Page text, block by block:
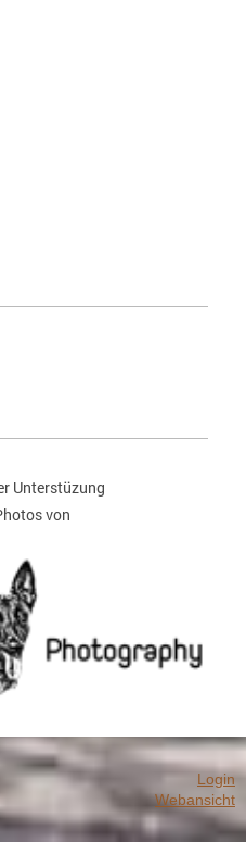
Unterstüzung
von
Login
Webansicht